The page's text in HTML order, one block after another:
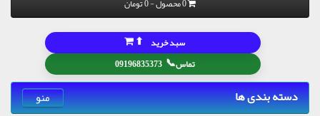
تماس📞
09196835373
سبد خرید ⬆
دسته بندی ها منو